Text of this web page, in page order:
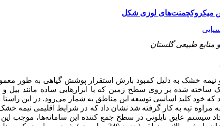
میکروکچمنت‌های لوزی شکل
طبیعی گلستان
خشک به دلیل کمبود بارش استقرار پوشش گیاهی به طور
ساخته شده بر روی سطح زمین که با ابزارهایی ساده مانند بیل و
که خود کلید اساسی توسعه این مناطق به شمار می‌رود. در این
تپه به کار گرفته شد نشان داد که در شرایط اقلیمی نیمه
ایجاد سیستم عایق نایلونی در سطح جمع کننده این سامانه‌ها،